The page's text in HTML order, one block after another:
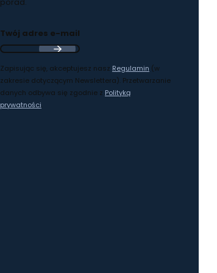
Twój adres e-mail
Zapisując się, akceptujesz nasz Regulamin (w
zakresie dotyczącym Newslettera). Przetwarzanie
danych odbywa się zgodnie z Polityką
prywatności